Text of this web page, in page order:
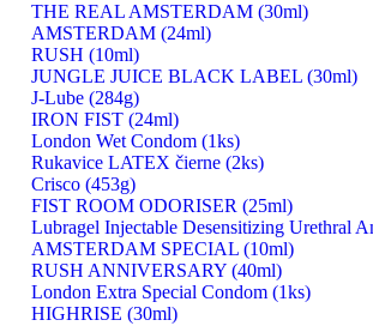
THE REAL AMSTERDAM (30ml)
AMSTERDAM (24ml)
RUSH (10ml)
JUNGLE JUICE BLACK LABEL (30ml)
J-Lube (284g)
IRON FIST (24ml)
London Wet Condom (1ks)
Rukavice LATEX čierne (2ks)
Crisco (453g)
FIST ROOM ODORISER (25ml)
Lubragel Injectable Desensitizing Urethral
AMSTERDAM SPECIAL (10ml)
RUSH ANNIVERSARY (40ml)
London Extra Special Condom (1ks)
HIGHRISE (30ml)